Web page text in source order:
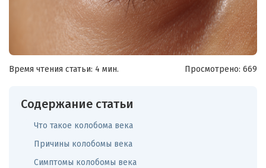
Время чтения статьи: 4 мин. Просмотрено: 669
Содержание статьи
Что такое колобома века
Причины колобомы века
Симптомы колобомы века